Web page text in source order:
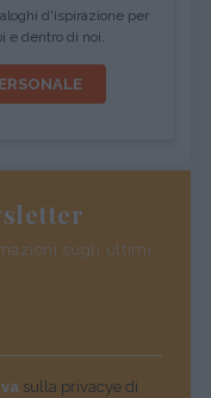
d'ispirazione per
e dentro di noi.
sugli ultimi
sulla privacye di